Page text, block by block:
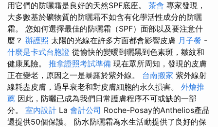
用它們的防曬霜是良好的天然SPF底座。 茶會 專家發現，
大多數基於礦物質的防曬霜不如含有化學活性成分的防曬
霜。 您如何選擇最佳的防曬霜（SPF）面部以及要注意什
麼？ 辦護照 太陽的光線在許多方面都會影響皮膚 月子餐 -
什麼是卡式台胞證 從愉快的變暖到曬黑到色素斑，皺紋和
健康風險。 推拿證照考試準備 現在眾所周知，發現的皮膚
正在變老，原因之一是暴露於紫外線。 台南搬家 紫外線射
線耗盡皮膚，過早衰老和對皮膚細胞的永久損害。 外燴推
薦 因此，防曬已成為我們日常護膚程序不可或缺的一部
分。 室內設計 La 會計公司 Roche-Posay的Anthelios產品
還提供50個保護。 防水防曬霜為水生活動提供了良好的保